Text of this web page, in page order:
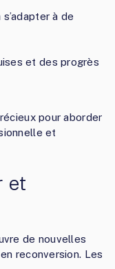
à de
et des progrès
pour aborder
et
et
de nouvelles
reconversion. Les